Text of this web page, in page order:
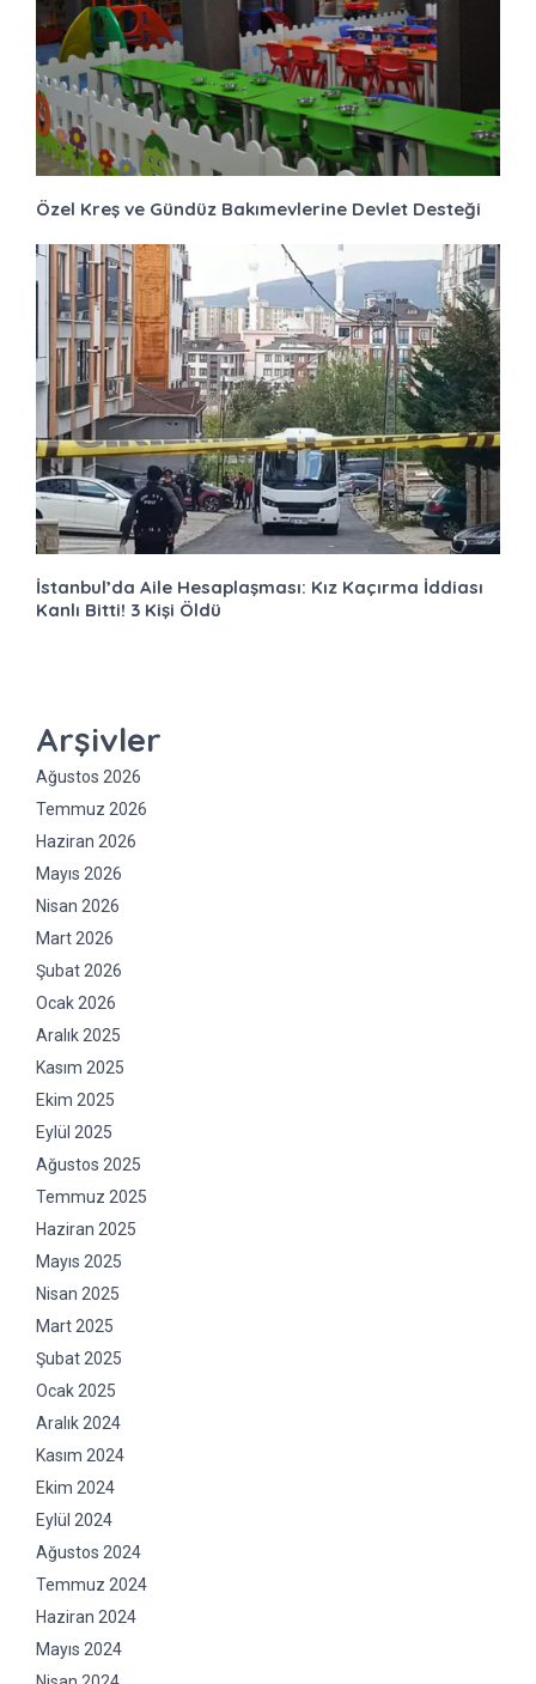
Özel Kreş ve Gündüz Bakımevlerine Devlet Desteği
İstanbul’da Aile Hesaplaşması: Kız Kaçırma İddiası
Kanlı Bitti! 3 Kişi Öldü
Arşivler
Ağustos 2026
Temmuz 2026
Haziran 2026
Mayıs 2026
Nisan 2026
Mart 2026
Şubat 2026
Ocak 2026
Aralık 2025
Kasım 2025
Ekim 2025
Eylül 2025
Ağustos 2025
Temmuz 2025
Haziran 2025
Mayıs 2025
Nisan 2025
Mart 2025
Şubat 2025
Ocak 2025
Aralık 2024
Kasım 2024
Ekim 2024
Eylül 2024
Ağustos 2024
Temmuz 2024
Haziran 2024
Mayıs 2024